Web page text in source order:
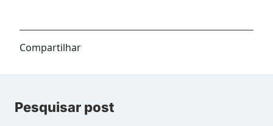
Compartilhar
Pesquisar post